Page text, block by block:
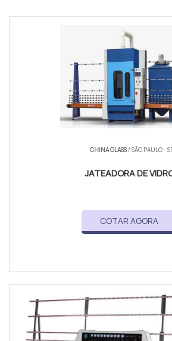
CHINA GLASS/ SÃO PAULO -
JATEADORA DE
COTAR AGORA